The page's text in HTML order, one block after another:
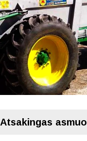
Atsakingas asmuo